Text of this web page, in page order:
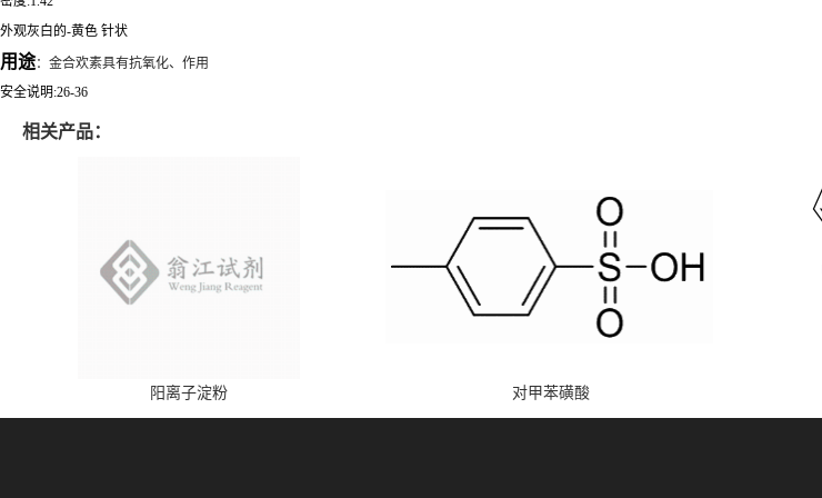
外观灰白的-黄色 针状
用途：金合欢素具有抗氧化、作用
安全说明:26-36
相关产品：
阳离子淀粉 对甲苯磺酸